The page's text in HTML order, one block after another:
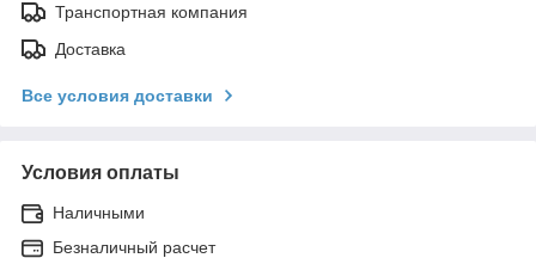
Транспортная компания
Доставка
Все условия доставки
Условия оплаты
Наличными
Безналичный расчет